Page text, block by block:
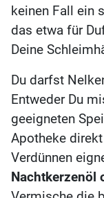
keinen Fall ein
das etwa für
Deine
Du darfst
Entweder Du
geeigneten
Apotheke
Verdünnen
Nachtkerzenöl